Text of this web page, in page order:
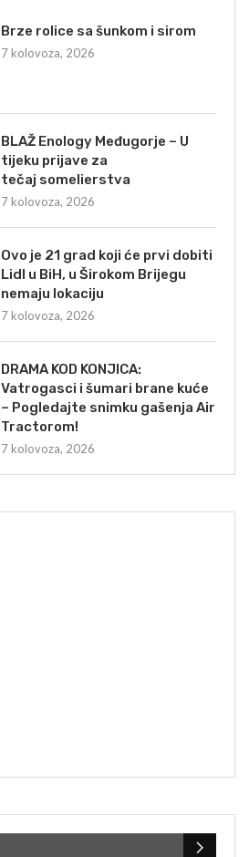
Brze rolice sa šunkom i sirom
7 kolovoza, 2026
BLAŽ Enology Međugorje – U
tijeku prijave za
tečaj somelierstva
7 kolovoza, 2026
Ovo je 21 grad koji će prvi dobiti
Lidl u BiH, u Širokom Brijegu
nemaju lokaciju
7 kolovoza, 2026
DRAMA KOD KONJICA:
Vatrogasci i šumari brane kuće
– Pogledajte snimku gašenja Air
Tractorom!
7 kolovoza, 2026